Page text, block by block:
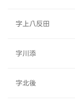
字上八反田
字川添
字北後